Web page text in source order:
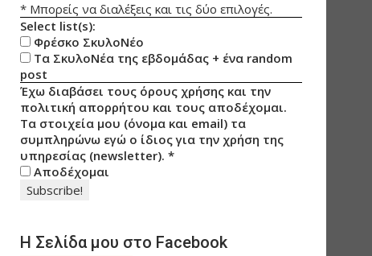
* Μπορείς να διαλέξεις και τις δύο επιλογές.
Select list(s):
Φρέσκο ΣκυλοΝέο
Τα ΣκυλοΝέα της εβδομάδας + ένα random
post
Έχω διαβάσει τους όρους χρήσης και την
πολιτική απορρήτου και τους αποδέχομαι.
Τα στοιχεία μου (όνομα και email) τα
συμπληρώνω εγώ ο ίδιος για την χρήση της
υπηρεσίας (newsletter). *
Αποδέχομαι
Η Σελίδα μου στο Facebook